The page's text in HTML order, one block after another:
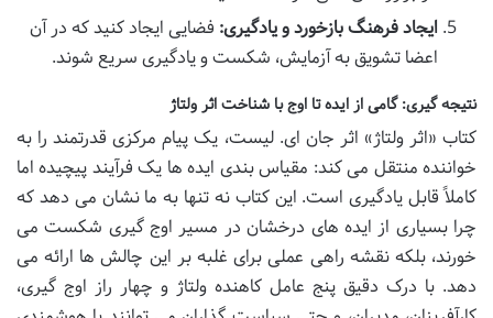
ایجاد فرهنگ بازخورد و یادگیری: فضایی ایجاد کنید که در آن
اعضا تشویق به آزمایش، شکست و یادگیری سریع شوند.
نتیجه گیری: گامی از ایده تا اوج با شناخت اثر ولتاژ
کتاب «اثر ولتاژ» اثر جان ای. لیست، یک پیام مرکزی قدرتمند را به
خواننده منتقل می کند: مقیاس بندی ایده ها یک فرآیند پیچیده اما
کاملاً قابل یادگیری است. این کتاب نه تنها به ما نشان می دهد که
چرا بسیاری از ایده های درخشان در مسیر اوج گیری شکست می
خورند، بلکه نقشه راهی عملی برای غلبه بر این چالش ها ارائه می
دهد. با درک دقیق پنج عامل کاهنده ولتاژ و چهار راز اوج گیری،